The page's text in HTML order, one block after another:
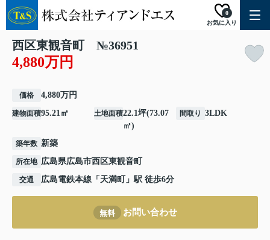
お気に入り
0
西区東観音町 №36951
4,880万円
価格 4,880万円
建物面積95.21㎡ 土地面積22.1坪(73.07
㎡)
間取り 3LDK
築年数 新築
所在地 広島県広島市西区東観音町
交通 広島電鉄本線 「 天満町 」駅 徒歩6分
無料 お問い合わせ